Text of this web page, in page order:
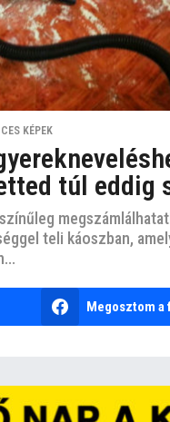
KÉPEK
túl eddig
teli káoszban,
Megosztom